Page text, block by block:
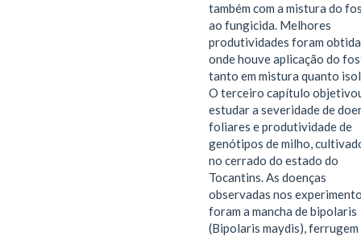
também com a mistura do
ao fungicida. Melhores
produtividades foram
onde houve aplicação do
tanto em mistura quanto
O terceiro capítulo
estudar a severidade de
foliares e produtividade de
genótipos de milho,
no cerrado do estado do
Tocantins. As doenças
observadas nos
foram a mancha de bipolaris
(Bipolaris maydis), ferrugem